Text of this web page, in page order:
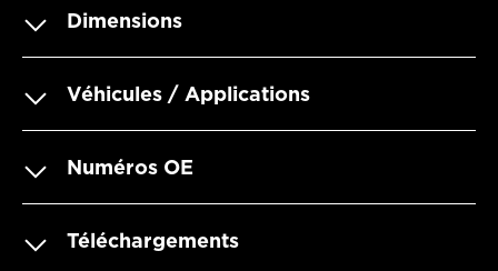
Dimensions
Véhicules / Applications
Numéros OE
Téléchargements